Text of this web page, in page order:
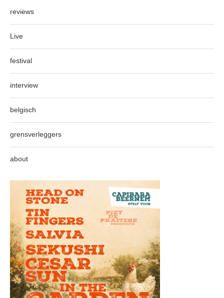
reviews
Live
festival
interview
belgisch
grensverleggers
about